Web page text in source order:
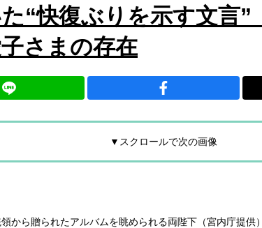
“快復ぶりを示す文言
さまの存在
▼スクロールで次の画像
から贈られたアルバムを眺められる両陛下（宮内庁提供）